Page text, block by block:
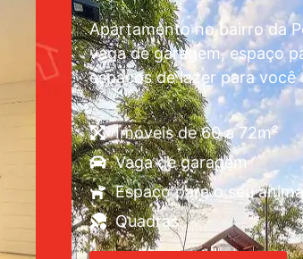
Apartamento no bairro da
vaga de garagem, espaço
espaços de lazer para você
Imóveis de 60 a 72m²
Vaga de garagem
Espaço para o seu
Quadras